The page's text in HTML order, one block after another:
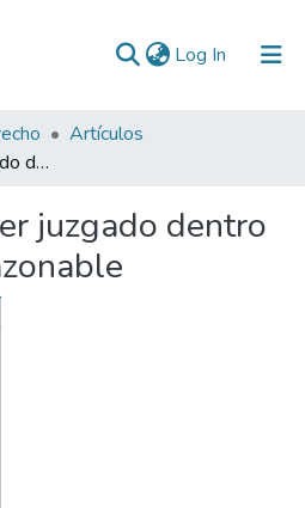
Log In (current)
Artículos
El derecho a ser juzgado dentro de un plazo razonable
juzgado dentro